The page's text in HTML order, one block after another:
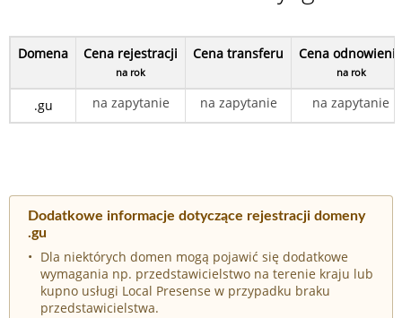
Domena Cena rejestracji
na rok
Cena transferu Cena odnowienia
na rok
.gu na zapytanie na zapytanie na zapytanie
Dodatkowe informacje dotyczące rejestracji domeny
.gu
Dla niektórych domen mogą pojawić się dodatkowe
wymagania np. przedstawicielstwo na terenie kraju lub
kupno usługi Local Presense w przypadku braku
przedstawicielstwa.